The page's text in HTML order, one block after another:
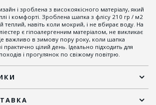
і зроблена з високоякісного матеріалу, який
і комфорті. Зроблена шапка з флісу 210 гр / м2
теплий, навіть коли мокрий, і не вбирає воду. На
є гіпоалергенним матеріалом, не викликає
важливо в зимову пору року, коли шапка
практично цілий день. Ідеально підходить для
і прогулянок по свіжому повітрю.